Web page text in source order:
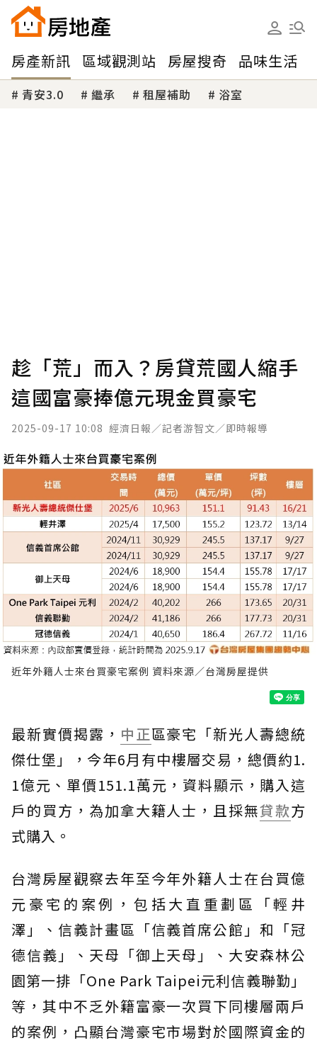
房產新訊 區域觀測站 房屋搜奇 品味生活
青安3.0 繼承 租屋補助 浴室
趁「荒」而入？房貸荒國人縮手
這國富豪捧億元現金買豪宅
2025-09-17 10:08 經濟日報／記者游智文／即時報導
近年外籍人士來台買豪宅案例 資料來源／台灣房屋提供
最新實價揭露， 中正區豪宅「新光人壽總統
傑仕堡」，今年6月有中樓層交易，總價約1.
1億元、單價151.1萬元，資料顯示，購入這
戶的買方，為加拿大籍人士，且採無貸款方
式購入。
台灣房屋觀察去年至今年外籍人士在台買億
元豪宅的案例，包括大直重劃區「輕井
澤」、信義計畫區「信義首席公館」和「冠
德信義」、天母「御上天母」、大安森林公
園第一排「One Park Taipei元利信義聯勤」
等，其中不乏外籍富豪一次買下同樓層兩戶
的案例，凸顯台灣豪宅市場對於國際資金的